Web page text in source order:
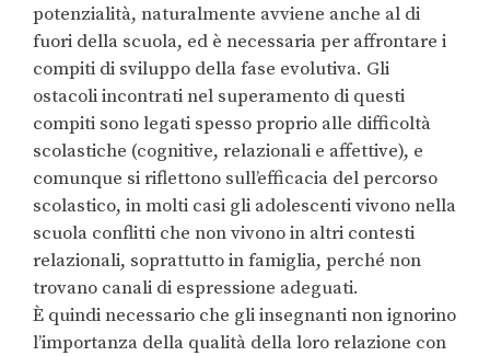
potenzialità, naturalmente avviene anche al di
fuori della scuola, ed è necessaria per affrontare i
compiti di sviluppo della fase evolutiva. Gli
ostacoli incontrati nel superamento di questi
compiti sono legati spesso proprio alle difficoltà
scolastiche (cognitive, relazionali e affettive), e
comunque si riflettono sull’efficacia del percorso
scolastico, in molti casi gli adolescenti vivono nella
scuola conflitti che non vivono in altri contesti
relazionali, soprattutto in famiglia, perché non
trovano canali di espressione adeguati.
È quindi necessario che gli insegnanti non ignorino
l’importanza della qualità della loro relazione con